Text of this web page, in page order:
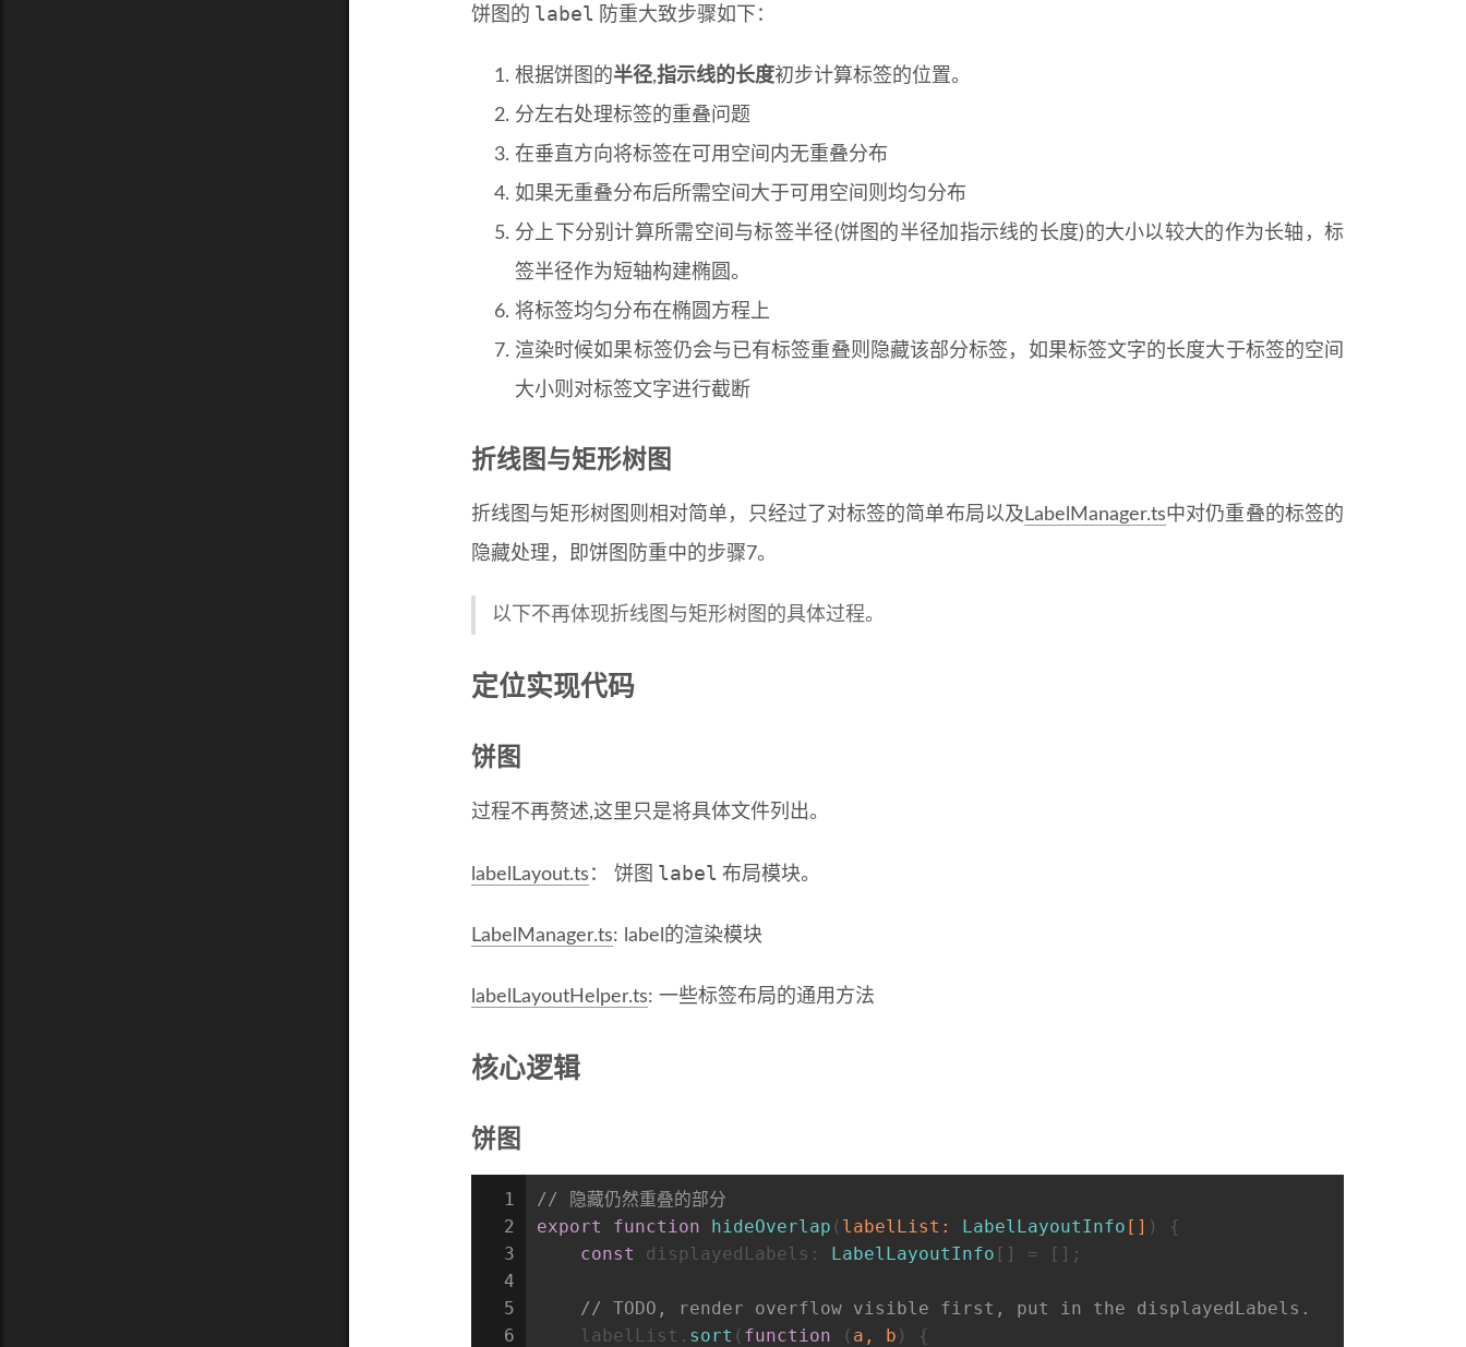
饼图的 label 防重大致步骤如下：
根据饼图的半径,指示线的长度初步计算标签的位置。
分左右处理标签的重叠问题
在垂直方向将标签在可用空间内无重叠分布
如果无重叠分布后所需空间大于可用空间则均匀分布
分上下分别计算所需空间与标签半径(饼图的半径加指示线的长度)的大小以较大的作为长轴，标
签半径作为短轴构建椭圆。
将标签均匀分布在椭圆方程上
渲染时候如果标签仍会与已有标签重叠则隐藏该部分标签，如果标签文字的长度大于标签的空间
大小则对标签文字进行截断
折线图与矩形树图
折线图与矩形树图则相对简单，只经过了对标签的简单布局以及 LabelManager.ts中对仍重叠的标签的
隐藏处理，即饼图防重中的步骤7。
以下不再体现折线图与矩形树图的具体过程。
定位实现代码
饼图
过程不再赘述,这里只是将具体文件列出。
labelLayout.ts ： 饼图 label 布局模块。
LabelManager.ts: label的渲染模块
labelLayoutHelper.ts: 一些标签布局的通用方法
核心逻辑
饼图
1
2
3
4
5
6
// 隐藏仍然重叠的部分
export
function hideOverlap ( labelList : LabelLayoutInfo [] ) {
const
displayedLabels : LabelLayoutInfo [] = [];
// TODO, render overflow visible first, put in the displayedLabels.
    labelList.
sort ( function ( a, b ) {